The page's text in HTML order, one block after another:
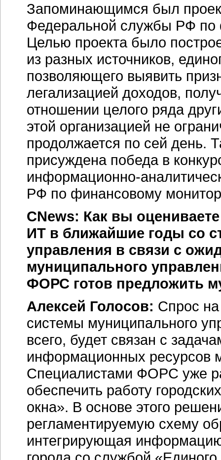
Запоминающимся был
Федеральной службы РФ по
Целью проекта было
из разных источников,
позволяющего выявить
легализацией доходов,
отношении целого ряда
этой организацией не
продолжается по сей день.
присуждена победа в
информационно-
РФ по финансовому
CNews: Как вы
ИТ в ближайшие годы со
управления в связи с
муниципального
ФОРС готов предложить
Алексей Голосов: Спрос
системы муниципального
всего, будет связан с
информационных ресурсов
Специалистами ФОРС уже
обеспечить работу
окна». В основе этого
регламентируемую схему
интегрирующая